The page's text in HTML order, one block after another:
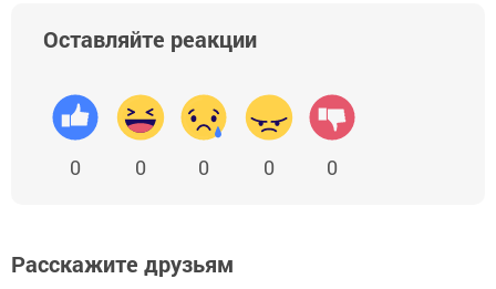
Оставляйте реакции
0 0 0 0 0
Расскажите друзьям